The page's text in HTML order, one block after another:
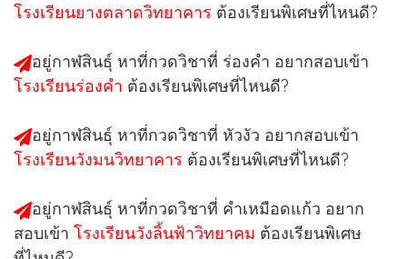
โรงเรียนยางตลาดวิทยาคาร ต้องเรียนพิเศษที่ไหนดี?
อยู่กาฬสินธุ์ หาที่กวดวิชาที่ ร่องคำ อยากสอบเข้า
โรงเรียนร่องคำ ต้องเรียนพิเศษที่ไหนดี?
อยู่กาฬสินธุ์ หาที่กวดวิชาที่ หัวงัว อยากสอบเข้า
โรงเรียนวังมนวิทยาคาร ต้องเรียนพิเศษที่ไหนดี?
อยู่กาฬสินธุ์ หาที่กวดวิชาที่ คำเหมือดแก้ว อยาก
สอบเข้า โรงเรียนวังลิ้นฟ้าวิทยาคม ต้องเรียนพิเศษ